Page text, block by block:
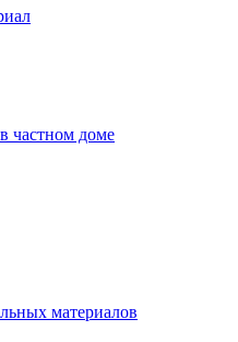
частном доме
материалов